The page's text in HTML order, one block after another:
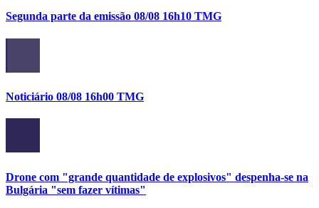
Segunda parte da emissão 08/08 16h10 TMG
Noticiário 08/08 16h00 TMG
Drone com "grande quantidade de explosivos" despenha-se na
Bulgária "sem fazer vítimas"